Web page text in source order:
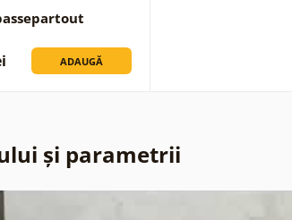
ADAUGĂ
și parametrii